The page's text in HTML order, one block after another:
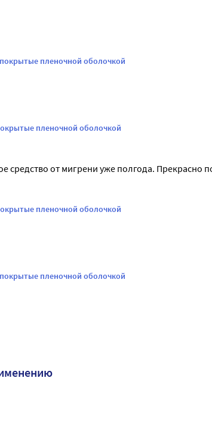
пленочной оболочкой
пленочной оболочкой
средство от мигрени уже полгода. Прекрасно
пленочной оболочкой
пленочной оболочкой